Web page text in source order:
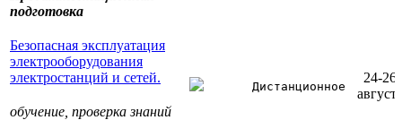
подготовка
Безопасная эксплуатация
электрооборудования
электростанций и сетей.
обучение, проверка знаний
Дистанционное
24-26
августа